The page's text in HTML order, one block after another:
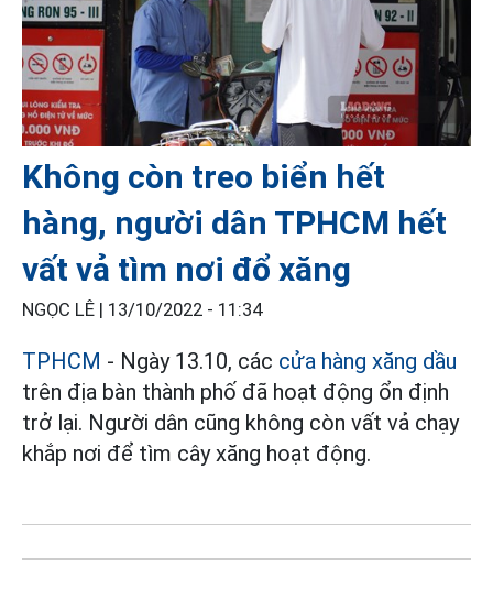
Không còn treo biển hết
hàng, người dân TPHCM hết
vất vả tìm nơi đổ xăng
NGỌC LÊ | 13/10/2022 - 11:34
TPHCM - Ngày 13.10, các cửa hàng xăng dầu
trên địa bàn thành phố đã hoạt động ổn định
trở lại. Người dân cũng không còn vất vả chạy
khắp nơi để tìm cây xăng hoạt động.